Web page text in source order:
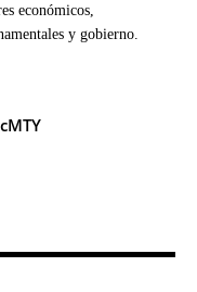
económicos,
y gobierno.